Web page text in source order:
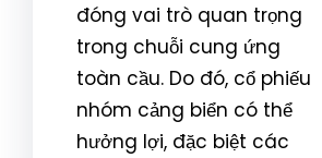
đóng vai trò quan trọng
trong chuỗi cung ứng
toàn cầu. Do đó, cổ phiếu
nhóm cảng biển có thể
hưởng lợi, đặc biệt các